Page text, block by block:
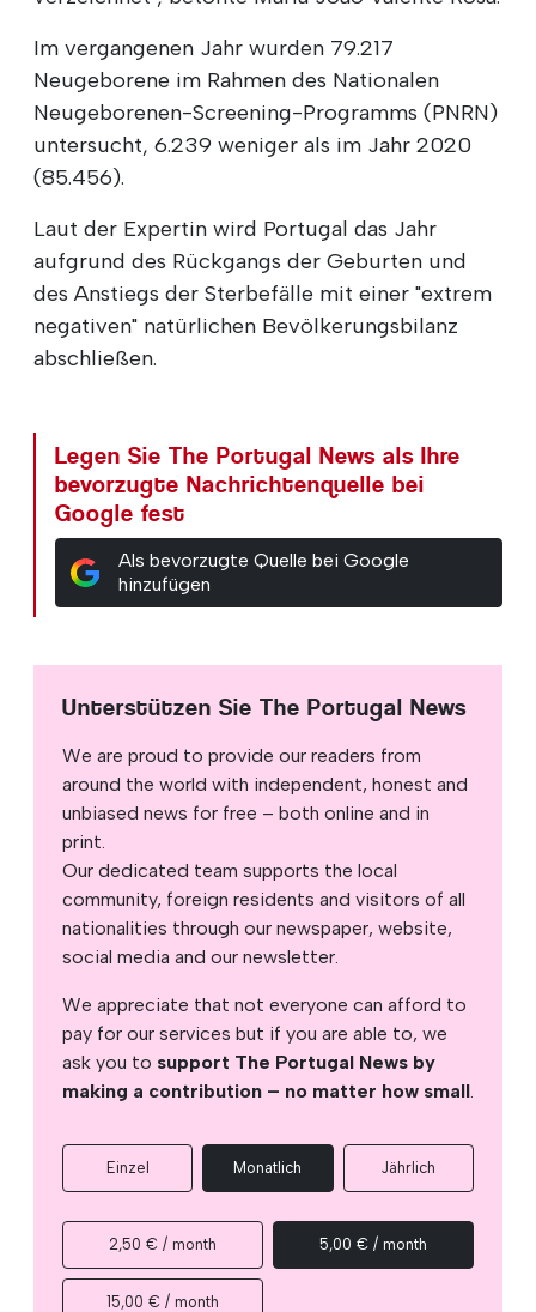
Im vergangenen Jahr wurden 79.217
Neugeborene im Rahmen des Nationalen
Neugeborenen-Screening-Programms (PNRN)
untersucht, 6.239 weniger als im Jahr 2020
(85.456).
Laut der Expertin wird Portugal das Jahr
aufgrund des Rückgangs der Geburten und
des Anstiegs der Sterbefälle mit einer "extrem
negativen" natürlichen Bevölkerungsbilanz
abschließen.
Legen Sie The Portugal News als Ihre
bevorzugte Nachrichtenquelle bei
Google fest
Als bevorzugte Quelle bei Google
hinzufügen
Unterstützen Sie The Portugal News
We are proud to provide our readers from
around the world with independent, honest and
unbiased news for free – both online and in
print.
Our dedicated team supports the local
community, foreign residents and visitors of all
nationalities through our newspaper, website,
social media and our newsletter.
We appreciate that not everyone can afford to
pay for our services but if you are able to, we
ask you to support The Portugal News by
making a contribution – no matter how small.
Einzel Monatlich Jährlich
2,50 € / month 5,00 € / month
15,00 € / month